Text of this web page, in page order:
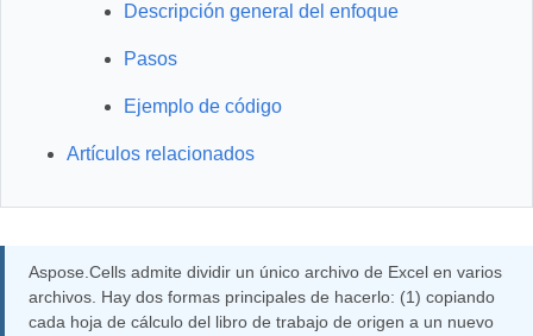
Descripción general del enfoque
Pasos
Ejemplo de código
Artículos relacionados
Aspose.Cells admite dividir un único archivo de Excel en varios
archivos. Hay dos formas principales de hacerlo: (1) copiando
cada hoja de cálculo del libro de trabajo de origen a un nuevo